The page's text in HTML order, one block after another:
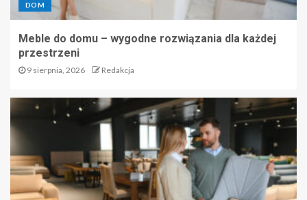
4
Hurtownia BHP w Krośnie –
niezawodne zabezpieczenia
dla firm
5
Profesjonalna Hurtownia
Odzieży i Obuwia
Ochronnego – Zapewnij
Bezpieczeństwo w Każdej
Branży
DOM
Meble do domu – wygodne rozwiązania dla każdej
przestrzeni
9 sierpnia, 2026 Redakcja